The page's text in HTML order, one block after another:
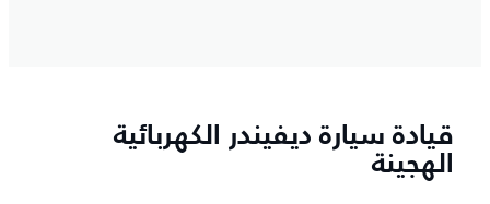
قيادة سيارة ديفيندر الكهربائية
الهجينة